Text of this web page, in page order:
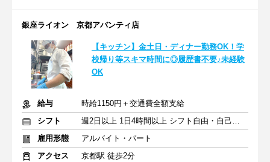
銀座ライオン 京都アバンティ店
【キッチン】金土日・ディナー勤務OK！学
校帰り等スキマ時間に◎履歴書不要♪未経験
OK
給与
時給1150円＋交通費全額支給
シフト
週2日以上 1日4時間以上 シフト自由・自己申告
雇用形態
アルバイト・パート
アクセス
京都駅 徒歩2分